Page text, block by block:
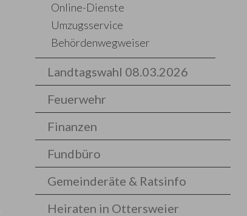
Online-Dienste
Umzugsservice
Behördenwegweiser
Landtagswahl 08.03.2026
Feuerwehr
Finanzen
Fundbüro
Gemeinderäte & Ratsinfo
Heiraten in Ottersweier